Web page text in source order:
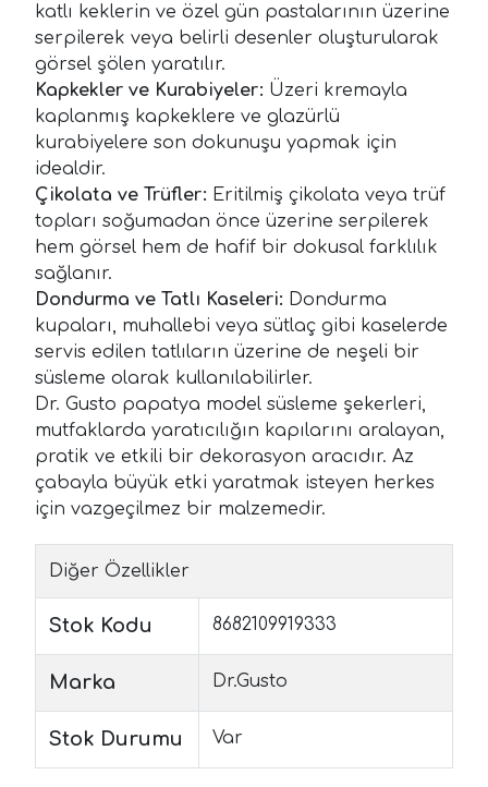
katlı keklerin ve özel gün pastalarının üzerine
serpilerek veya belirli desenler oluşturularak
görsel şölen yaratılır.
Kapkekler ve Kurabiyeler: Üzeri kremayla
kaplanmış kapkeklere ve glazürlü
kurabiyelere son dokunuşu yapmak için
idealdir.
Çikolata ve Trüfler: Eritilmiş çikolata veya trüf
topları soğumadan önce üzerine serpilerek
hem görsel hem de hafif bir dokusal farklılık
sağlanır.
Dondurma ve Tatlı Kaseleri: Dondurma
kupaları, muhallebi veya sütlaç gibi kaselerde
servis edilen tatlıların üzerine de neşeli bir
süsleme olarak kullanılabilirler.
Dr. Gusto papatya model süsleme şekerleri,
mutfaklarda yaratıcılığın kapılarını aralayan,
pratik ve etkili bir dekorasyon aracıdır. Az
çabayla büyük etki yaratmak isteyen herkes
için vazgeçilmez bir malzemedir.
Diğer Özellikler
Stok Kodu 8682109919333
Marka Dr.Gusto
Stok Durumu Var